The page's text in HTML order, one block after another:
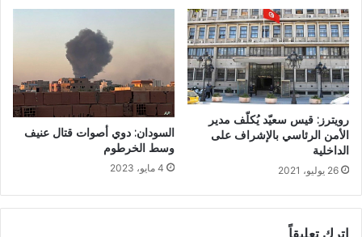
رويترز: قيس سعيّد يُكلّف مدير
الأمن الرئاسي بالإشراف على
الداخلية
26 يوليو، 2021
السودان: دوي أصوات قتال عنيف
وسط الخرطوم
4 مايو، 2023